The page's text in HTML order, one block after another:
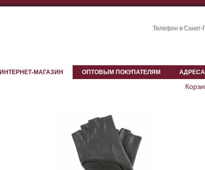
Телефон в Санкт-
ИНТЕРНЕТ-МАГАЗИН ОПТОВЫМ ПОКУПАТЕЛЯМ